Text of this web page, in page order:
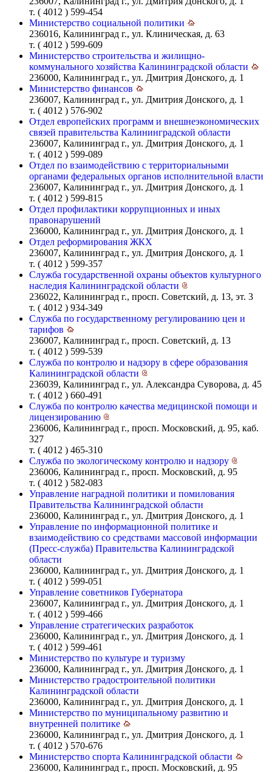
т. ( 4012 ) 599-454
Министерство социальной политики
236016, Калининград г., ул. Клиническая, д. 63
т. ( 4012 ) 599-609
Министерство строительства и жилищно-
коммунального хозяйства Калининградской области
236000, Калининград г., ул. Дмитрия Донского, д. 1
Министерство финансов
236007, Калининград г., ул. Дмитрия Донского, д. 1
т. ( 4012 ) 576-902
Отдел европейских программ и внешнеэкономических
связей правительства Калининградской области
236007, Калининград г., ул. Дмитрия Донского, д. 1
т. ( 4012 ) 599-089
Отдел по взаимодействию с территориальными
органами федеральных органов исполнительной власти
236007, Калининград г., ул. Дмитрия Донского, д. 1
т. ( 4012 ) 599-815
Отдел профилактики коррупционных и иных
правонарушений
236000, Калининград г., ул. Дмитрия Донского, д. 1
Отдел реформирования ЖКХ
236007, Калининград г., ул. Дмитрия Донского, д. 1
т. ( 4012 ) 599-357
Служба государственной охраны объектов культурного
наследия Калининградской области
236022, Калининград г., просп. Советский, д. 13, эт. 3
т. ( 4012 ) 934-349
Служба по государственному регулированию цен и
тарифов
236007, Калининград г., просп. Советский, д. 13
т. ( 4012 ) 599-539
Служба по контролю и надзору в сфере образования
Калининградской области
236039, Калининград г., ул. Александра Суворова, д. 45
т. ( 4012 ) 660-491
Служба по контролю качества медицинской помощи и
лицензированию
236006, Калининград г., просп. Московский, д. 95, каб.
327
т. ( 4012 ) 465-310
Служба по экологическому контролю и надзору
236006, Калининград г., просп. Московский, д. 95
т. ( 4012 ) 582-083
Управление наградной политики и помилования
Правительства Калининградской области
236000, Калининград г., ул. Дмитрия Донского, д. 1
Управление по информационной политике и
взаимодействию со средствами массовой информации
(Пресс-служба) Правительства Калининградской
области
236000, Калининград г., ул. Дмитрия Донского, д. 1
т. ( 4012 ) 599-051
Управление советников Губернатора
236007, Калининград г., ул. Дмитрия Донского, д. 1
т. ( 4012 ) 599-466
Управление стратегических разработок
236000, Калининград г., ул. Дмитрия Донского, д. 1
т. ( 4012 ) 599-461
Министерство по культуре и туризму
236000, Калининград г., ул. Дмитрия Донского, д. 1
Министерство градостроительной политики
Калининградской области
236000, Калининград г., ул. Дмитрия Донского, д. 1
Министерство по муниципальному развитию и
внутренней политике
236000, Калининград г., ул. Дмитрия Донского, д. 1
т. ( 4012 ) 570-676
Министерство спорта Калининградской области
236000, Калининград г., просп. Московский, д. 95